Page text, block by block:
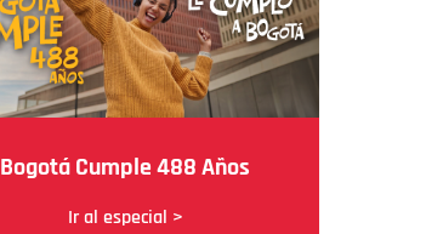
Bogotá Cumple 488 Años
Ir al especial >